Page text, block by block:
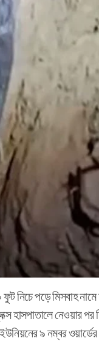
হাসপাতালে নেওয়ার
৯ নম্বর